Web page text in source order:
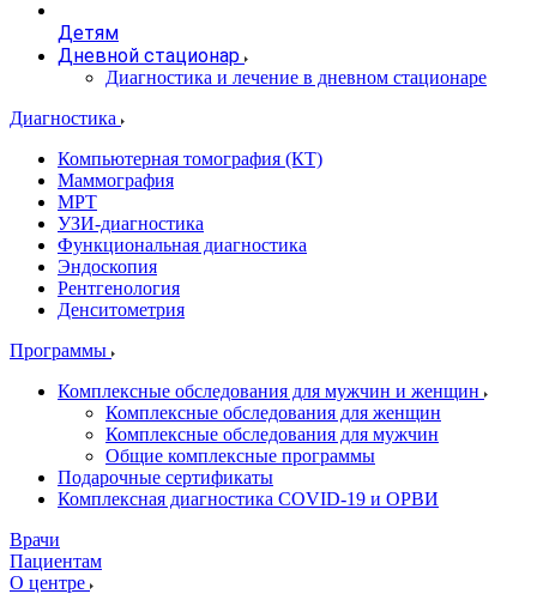
Детям
Дневной стационар
Диагностика и лечение в дневном стационаре
Диагностика
Компьютерная томография (КТ)
Маммография
МРТ
УЗИ-диагностика
Функциональная диагностика
Эндоскопия
Рентгенология
Денситометрия
Программы
Комплексные обследования для мужчин и женщин
Комплексные обследования для женщин
Комплексные обследования для мужчин
Общие комплексные программы
Подарочные сертификаты
Комплексная диагностика COVID-19 и ОРВИ
Врачи
Пациентам
О центре